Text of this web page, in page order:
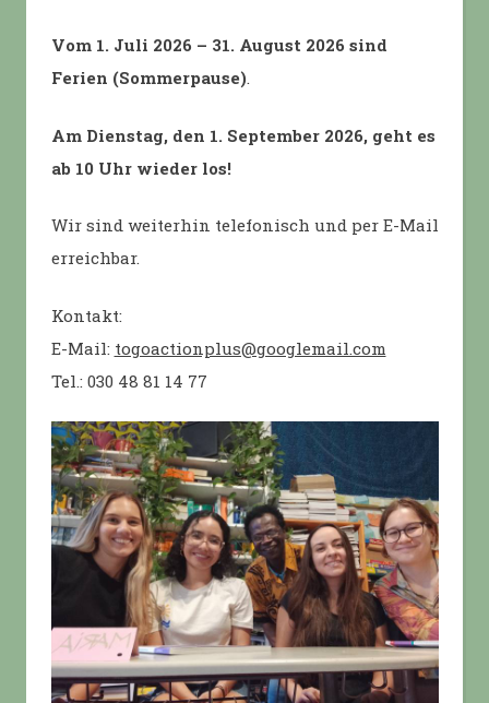
Vom 1. Juli 2026 – 31. August 2026 sind
Ferien (Sommerpause).
Am Dienstag, den 1. September 2026, geht es
ab 10 Uhr wieder los!
Wir sind weiterhin telefonisch und per E-Mail
erreichbar.
Kontakt:
E-Mail: togoactionplus@googlemail.com
Tel.: 030 48 81 14 77